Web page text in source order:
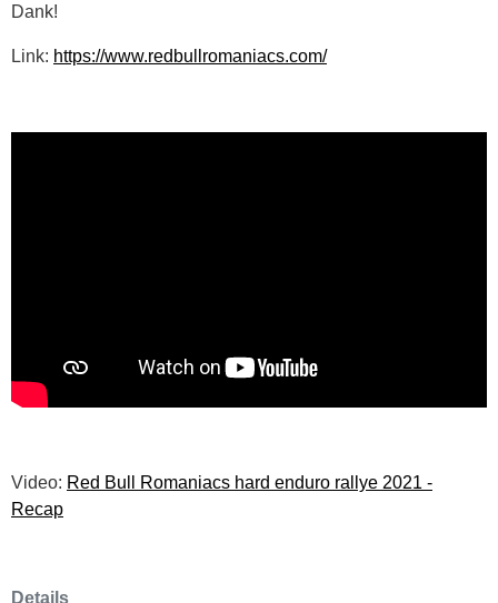
Dank!
Link: https://www.redbullromaniacs.com/
Video: Red Bull Romaniacs hard enduro rallye 2021 -
Recap
Details